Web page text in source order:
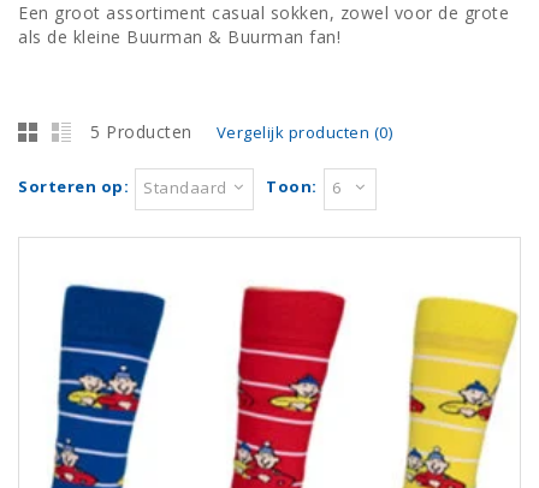
Een groot assortiment casual sokken, zowel voor de grote
als de kleine Buurman & Buurman fan!
5 Producten Vergelijk producten (0)
Sorteren op: Standaard Toon: 6